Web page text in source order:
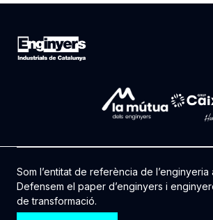
Som l’entitat de referència de l’enginyeria
Defensem el paper d’enginyers i
de transformació.